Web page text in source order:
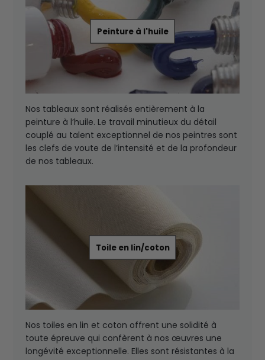
Peinture à l'huile
Nos tableaux sont réalisés entièrement à la
peinture à l’huile. Le travail minutieux du détail
couplé au talent exceptionnel de nos peintres sont
les clefs de voute de l’intensité et de la profondeur
de nos tableaux.
Toile en lin/coton
Nos toiles en lin et coton offrent une solidité à
toute épreuve qui confèrent à nos œuvres une
longévité exceptionnelle. Elles sont résistantes à la